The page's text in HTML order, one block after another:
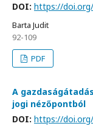
DOI: https://doi.org/
Barta Judit
92-109
PDF
A
jogi nézőpontból
DOI: https://doi.org/